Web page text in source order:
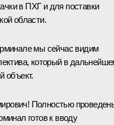
в ПХГ и для поставки
области.
мы сейчас видим
который в
объект.
Полностью
готов к вводу